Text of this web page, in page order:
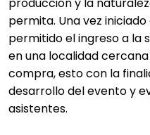
producción y la
permita. Una vez
permitido el ingreso a la
en una localidad
compra, esto con la
desarrollo del evento y
asistentes.